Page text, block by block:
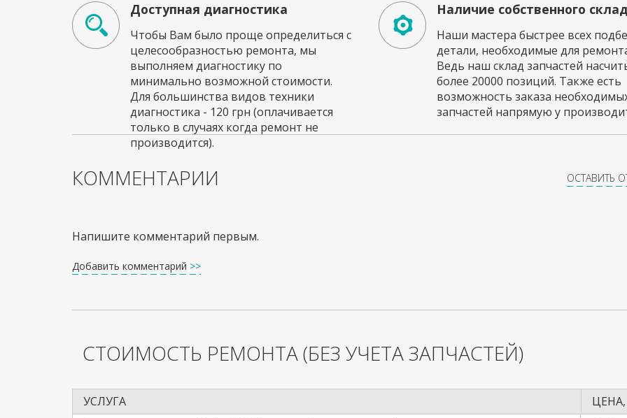
Доступная диагностика
Чтобы Вам было проще определиться с
целесообразностью ремонта, мы
выполняем диагностику по
минимально возможной стоимости.
Для большинства видов техники
диагностика - 120 грн (оплачивается
только в случаях когда ремонт не
производится).
Наличие собственного
Наши мастера быстрее всех
детали, необходимые для
Ведь наш склад запчастей
более 20000 позиций. Также есть
возможность заказа
запчастей напрямую у
КОММЕНТАРИИ ОСТАВИТЬ
Напишите комментарий первым.
Добавить комментарий >>
СТОИМОСТЬ РЕМОНТА(БЕЗ УЧЕТА ЗАПЧАСТЕЙ)
УСЛУГА